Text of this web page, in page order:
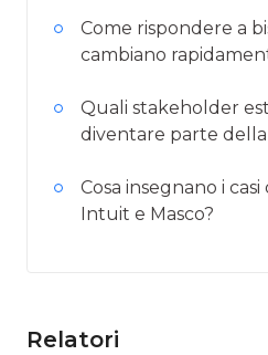
Come rispondere a
cambiano
Quali stakeholder
diventare parte
Cosa insegnano i
Intuit e Masco?
Relatori